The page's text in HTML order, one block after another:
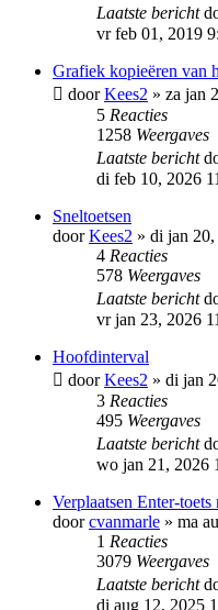
Laatste bericht
vr feb 01, 2019
Grafiek kopieëren van
doorKees2 » za jan
5 Reacties
1258 Weergaves
Laatste bericht
di feb 10, 2026
Sneltoetsen
doorKees2 » di jan 20,
4 Reacties
578 Weergaves
Laatste bericht
vr jan 23, 2026
Hoofdinterval
doorKees2 » di jan
3 Reacties
495 Weergaves
Laatste bericht
wo jan 21, 2026
Verplaatsen Enter-toets
doorcvanmarle » ma
1 Reacties
3079 Weergaves
Laatste bericht
di aug 12, 2025